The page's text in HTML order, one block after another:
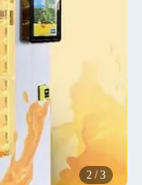
2 /3